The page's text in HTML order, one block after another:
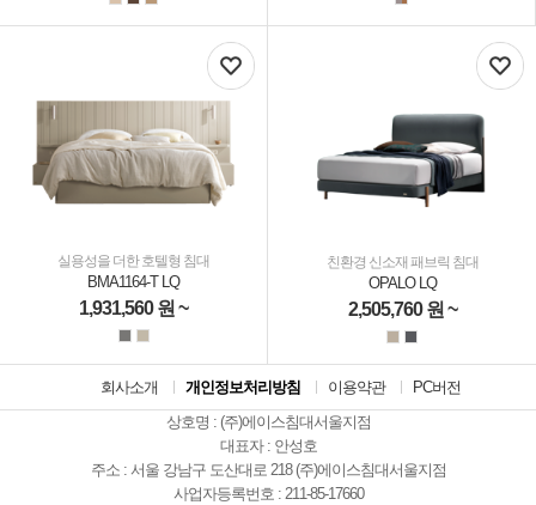
실용성을 더한 호텔형 침대
BMA1164-T LQ
1,931,560원 ~
친환경 신소재 패브릭 침대
OPALO LQ
2,505,760원 ~
회사소개 개인정보처리방침 이용약관
PC버전
상호명 : (주)에이스침대서울지점
대표자 : 안성호
주소 : 서울 강남구 도산대로 218 (주)에이스침대서울지점
사업자등록번호 : 211-85-17660